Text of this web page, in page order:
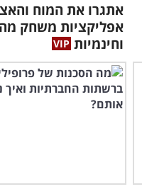
אפליקציות משחק
וחינמיות